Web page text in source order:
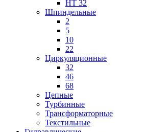
HT 32
Шпиндельные
2
5
10
22
Циркуляционные
32
46
68
Цепные
Турбинные
Трансформаторные
Текстильные